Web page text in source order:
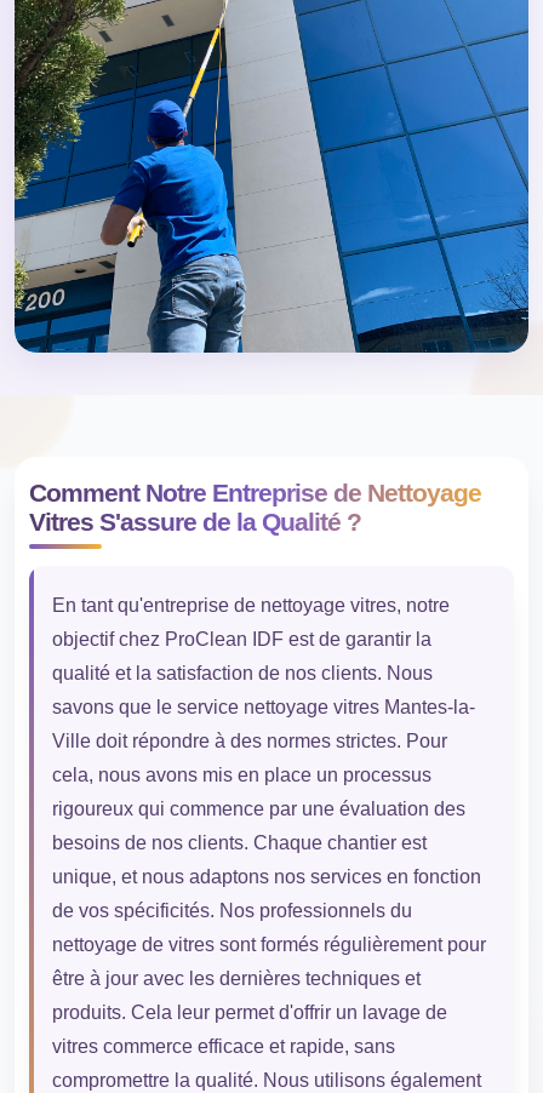
Comment Notre Entreprise de Nettoyage
Vitres S'assure de la Qualité ?
En tant qu'entreprise de nettoyage vitres, notre
objectif chez ProClean IDF est de garantir la
qualité et la satisfaction de nos clients. Nous
savons que le service nettoyage vitres Mantes-la-
Ville doit répondre à des normes strictes. Pour
cela, nous avons mis en place un processus
rigoureux qui commence par une évaluation des
besoins de nos clients. Chaque chantier est
unique, et nous adaptons nos services en fonction
de vos spécificités. Nos professionnels du
nettoyage de vitres sont formés régulièrement pour
être à jour avec les dernières techniques et
produits. Cela leur permet d'offrir un lavage de
vitres commerce efficace et rapide, sans
compromettre la qualité. Nous utilisons également